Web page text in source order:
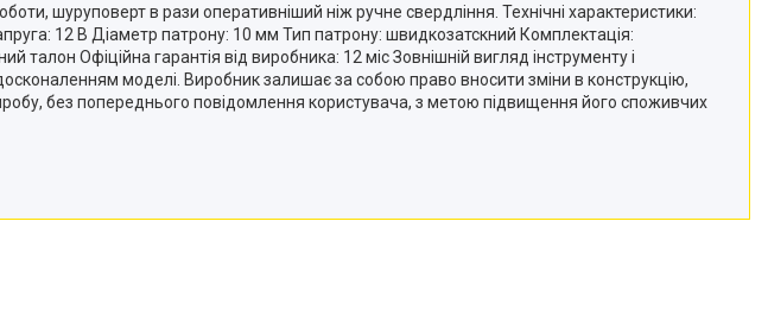
шуруповерт в рази оперативніший ніж ручне свердління. Технічні характеристики:
12 В Діаметр патрону: 10 мм Тип патрону: швидкозатскний Комплектація:
Офіційна гарантія від виробника: 12 міс Зовнішній вигляд інструменту і
моделі. Виробник залишає за собою право вносити зміни в конструкцію,
без попереднього повідомлення користувача, з метою підвищення його споживчих